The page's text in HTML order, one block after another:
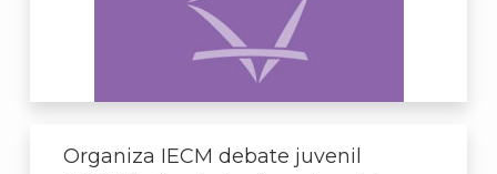
Organiza IECM debate juvenil